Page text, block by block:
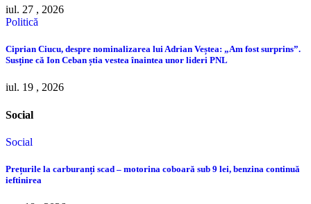
iul. 27 , 2026
Politică
Ciprian Ciucu, despre nominalizarea lui Adrian Veștea: „Am fost surprins”.
Susține că Ion Ceban știa vestea înaintea unor lideri PNL
iul. 19 , 2026
Social
Social
Prețurile la carburanți scad – motorina coboară sub 9 lei, benzina continuă
ieftinirea